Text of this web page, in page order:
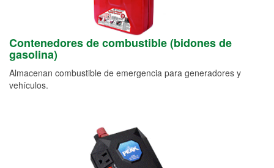
Contenedores de combustible (bidones de
gasolina)
Almacenan combustible de emergencia para generadores y
vehículos.